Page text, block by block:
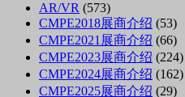
AR/VR (573)
CMPE2018展商介绍 (53)
CMPE2021展商介绍 (66)
CMPE2023展商介绍 (224)
CMPE2024展商介绍 (162)
CMPE2025展商介绍 (29)